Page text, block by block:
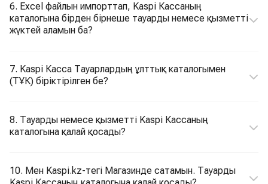
6. Еxcel файлын импорттап, Kaspi Кассаның
каталогына бірден бірнеше тауарды немесе қызметті
жүктей аламын ба?
7. Kaspi Касса Тауарлардың ұлттық каталогымен
(ТҰК) біріктірілген бе?
8. Тауарды немесе қызметті Kaspi Кассаның
каталогына қалай қосады?
10. Мен Kaspi.kz-тегі Магазинде сатамын. Тауарды